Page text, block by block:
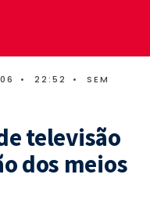
• 22:52 •
SEM
televisão
dos meios